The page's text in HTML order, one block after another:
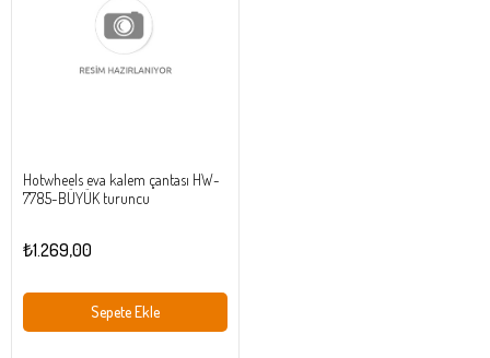
Hotwheels eva kalem çantası HW-
7785-BÜYÜK turuncu
₺1.269,00
Sepete Ekle